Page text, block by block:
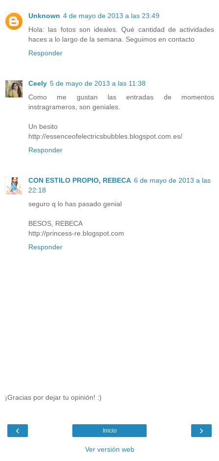
Unknown 4 de mayo de 2013 a las 23:49
Hola: las fotos son ideales. Qué cantidad de actividades
haces a lo largo de la semana. Seguimos en contacto
Responder
Ceely 5 de mayo de 2013 a las 11:38
Como me gustan las entradas de momentos
instragrameros, son geniales.
Un besito
http://essenceofelectricsbubbles.blogspot.com.es/
Responder
CON ESTILO PROPIO, REBECA 6 de mayo de 2013 a las
22:18
seguro q lo has pasado genial
BESOS, REBECA
http://princess-re.blogspot.com
Responder
¡Gracias por dejar tu opinión! :)
‹ ›
Inicio
Ver versión web